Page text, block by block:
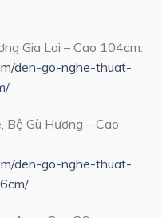
Gia Lai – Cao 104cm:
den-go-nghe-thuat-
Gù Hương – Cao
den-go-nghe-thuat-